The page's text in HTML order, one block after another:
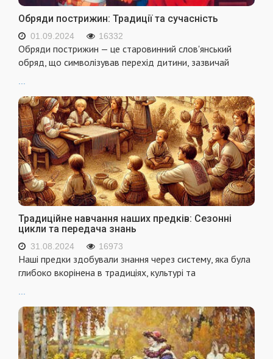
Обряди пострижин: Традиції та сучасність
01.09.2024 16332
Обряди пострижин — це старовинний слов'янський
обряд, що символізував перехід дитини, зазвичай
Традиційне навчання наших предків: Сезонні
цикли та передача знань
31.08.2024 16973
Наші предки здобували знання через систему, яка була
глибоко вкорінена в традиціях, культурі та